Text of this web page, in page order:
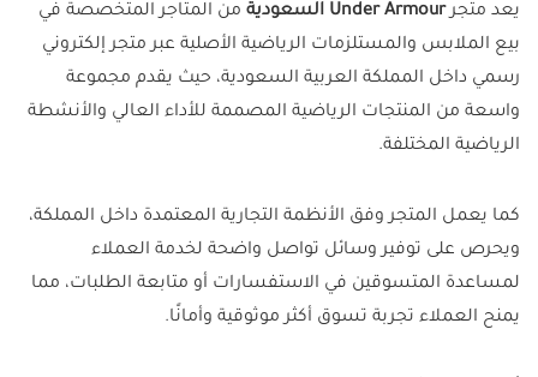
يعد متجرUnder Armour السعودية
من المتاجر المتخصصة في
بيع الملابس والمستلزمات الرياضية الأصلية عبر متجر إلكتروني
رسمي داخل المملكة العربية السعودية، حيث يقدم مجموعة
واسعة من المنتجات الرياضية المصممة للأداء العالي والأنشطة
الرياضية المختلفة.
كما يعمل المتجر وفق الأنظمة التجارية المعتمدة داخل المملكة،
ويحرص على توفير وسائل تواصل واضحة لخدمة العملاء
لمساعدة المتسوقين في الاستفسارات أو متابعة الطلبات، مما
يمنح العملاء تجربة تسوق أكثر موثوقية وأمانًا.